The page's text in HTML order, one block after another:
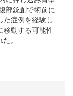
部銃創で術前に
た症例を経験し
移動する可能性
。